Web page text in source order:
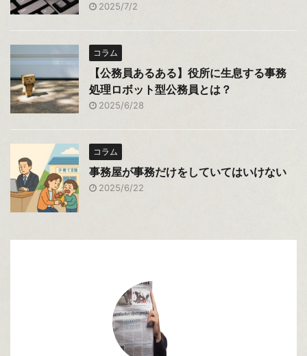
2025/7/2
コラム
【公務員あるある】役所に生息する事務
処理ロボット型公務員とは？
2025/6/28
コラム
事務屋が事務だけをしていてはいけない
2025/6/22